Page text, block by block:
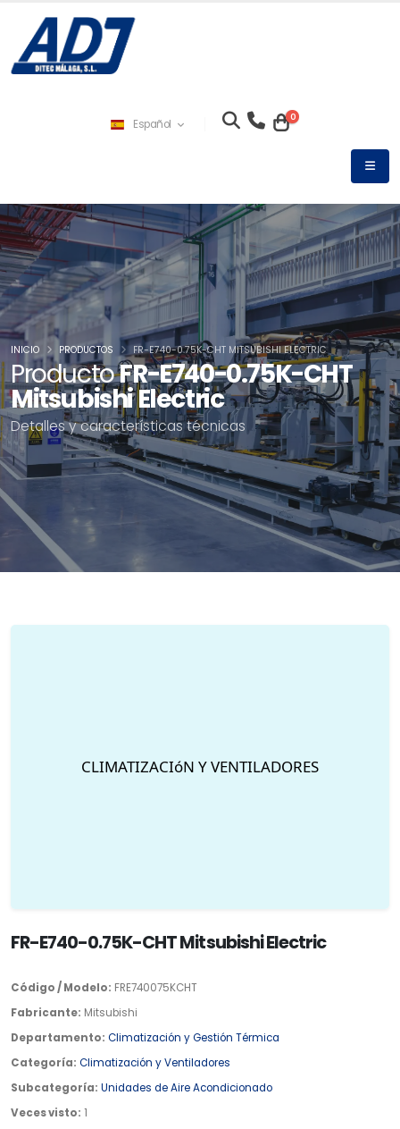
Español 0
ProductoFR-E740-0.75K-CHT
Mitsubishi Electric
Detalles y características técnicas
INICIO PRODUCTOS FR-E740-0.75K-CHT MITSUBISHI ELECTRIC
FR-E740-0.75K-CHT Mitsubishi Electric
Código / Modelo: FRE740075KCHT
Fabricante: Mitsubishi
Departamento: Climatización y Gestión Térmica
Categoría: Climatización y Ventiladores
Subcategoría: Unidades de Aire Acondicionado
Veces visto: 1